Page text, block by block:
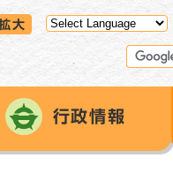
大
行政情報